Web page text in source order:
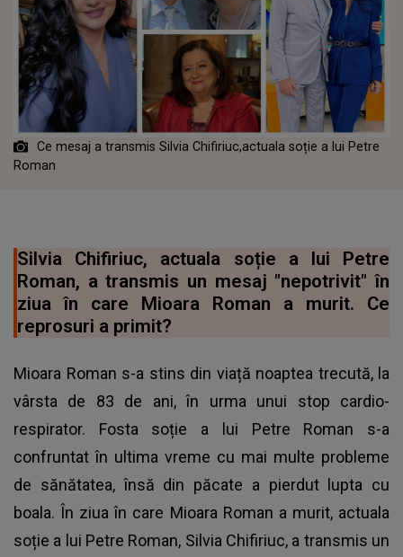
Ce mesaj a transmis Silvia Chifiriuc,actuala soție a lui Petre
Roman
Silvia Chifiriuc, actuala soție a lui Petre
Roman, a transmis un mesaj "nepotrivit" în
ziua în care Mioara Roman a murit. Ce
reprosuri a primit?
Mioara Roman s-a stins din viață noaptea trecută, la
vârsta de 83 de ani, în urma unui stop cardio-
respirator. Fosta soție a lui Petre Roman s-a
confruntat în ultima vreme cu mai multe probleme
de sănătatea, însă din păcate a pierdut lupta cu
boala. În ziua în care Mioara Roman a murit, actuala
soție a lui Petre Roman, Silvia Chifiriuc, a transmis un